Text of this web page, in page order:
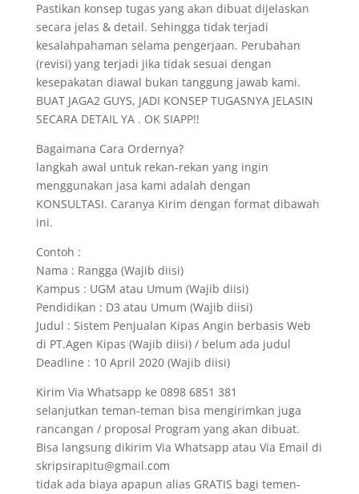
Pastikan konsep tugas yang akan dibuat dijelaskan
secara jelas & detail. Sehingga tidak terjadi
kesalahpahaman selama pengerjaan. Perubahan
(revisi) yang terjadi jika tidak sesuai dengan
kesepakatan diawal bukan tanggung jawab kami.
BUAT JAGA2 GUYS, JADI KONSEP TUGASNYA JELASIN
SECARA DETAIL YA . OK SIAPP!!
Bagaimana Cara Ordernya?
langkah awal untuk rekan-rekan yang ingin
menggunakan jasa kami adalah dengan
KONSULTASI. Caranya Kirim dengan format dibawah
ini.
Contoh :
Nama : Rangga (Wajib diisi)
Kampus : UGM atau Umum (Wajib diisi)
Pendidikan : D3 atau Umum (Wajib diisi)
Judul : Sistem Penjualan Kipas Angin berbasis Web
di PT.Agen Kipas (Wajib diisi) / belum ada judul
Deadline : 10 April 2020 (Wajib diisi)
Kirim Via Whatsapp ke 0898 6851 381
selanjutkan teman-teman bisa mengirimkan juga
rancangan / proposal Program yang akan dibuat.
Bisa langsung dikirim Via Whatsapp atau Via Email di
skripsirapitu@gmail.com
tidak ada biaya apapun alias GRATIS bagi temen-